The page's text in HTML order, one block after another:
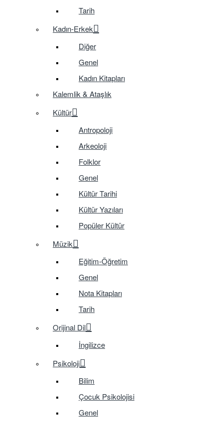
Tarih
Kadın-Erkek
Diğer
Genel
Kadın Kitapları
Kalemlik & Ataşlık
Kültür
Antropoloji
Arkeoloji
Folklor
Genel
Kültür Tarihi
Kültür Yazıları
Popüler Kültür
Müzik
Eğitim-Öğretim
Genel
Nota Kitapları
Tarih
Orijinal Dil
İngilizce
Psikoloji
Bilim
Çocuk Psikolojisi
Genel